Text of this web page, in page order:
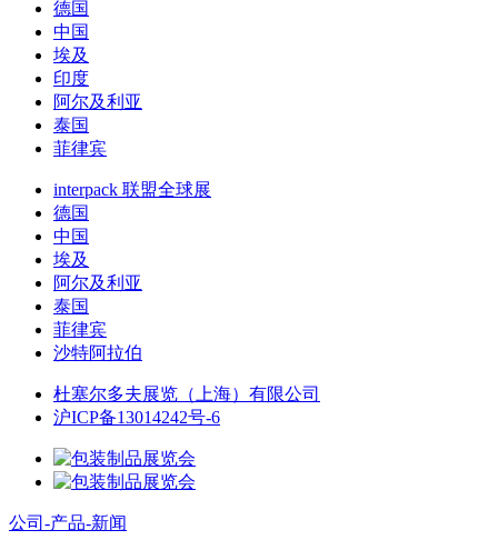
德国
中国
埃及
印度
阿尔及利亚
泰国
菲律宾
interpack 联盟全球展
德国
中国
埃及
阿尔及利亚
泰国
菲律宾
沙特阿拉伯
杜塞尔多夫展览（上海）有限公司
沪ICP备13014242号-6
公司-产品-新闻